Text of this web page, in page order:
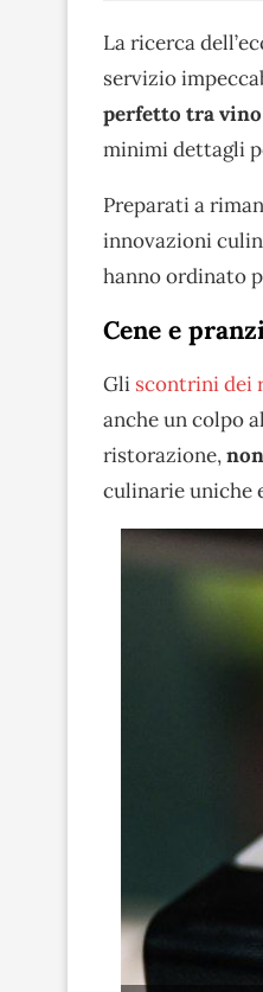
La ricerca
servizio
perfetto tra
minimi dettagli
Preparati a
innovazioni
hanno ordinato
Cene e
Gli scontrini dei
anche un colpo
ristorazione,
culinarie uniche